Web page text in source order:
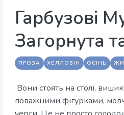
Гарбузові
Загорнута
ПРОЗА ХЕЛЛОВІН ОСІНЬ
Вони стоять на столі,
поважними фігурками,